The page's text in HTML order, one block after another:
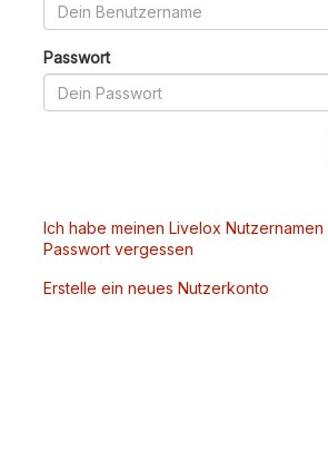
Passwort
Ich habe meinen Livelox
Passwort vergessen
Erstelle ein neues Nutzerkonto